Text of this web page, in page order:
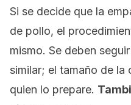
Si se decide que la
de pollo, el
mismo. Se deben
similar; el tamaño de la
quien lo prepare.